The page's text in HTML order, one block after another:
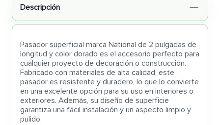
Descripción
Pasador superficial marca National de 2 pulgadas de
longitud y color dorado es el accesorio perfecto para
cualquier proyecto de decoración o construcción.
Fabricado con materiales de alta calidad, este
pasador es resistente y duradero, lo que lo convierte
en una excelente opción para su uso en interiores o
exteriores. Además, su diseño de superficie
garantiza una fácil instalación y un aspecto limpio y
pulido.